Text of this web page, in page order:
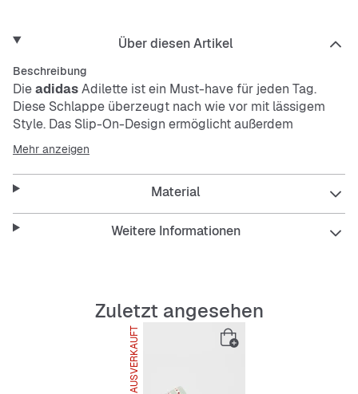
Über diesen Artikel
Beschreibung
DieadidasAdilette ist ein Must-have für jeden Tag.
Diese Schlappe überzeugt nach wie vor mit lässigem
Style. Das Slip-On-Design ermöglicht außerdem
einfaches An- und Ausziehen. Die Herzchen auf den 3-
Streifen sorgen für einen süßen Touch.
Features
Reguläre Passform
Mehr anzeigen
Material
Weitere Informationen
Zuletzt angesehen
AUSVERKAUFT